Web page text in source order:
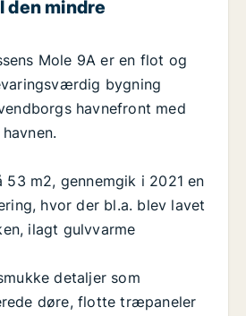
den mindre
Mole 9A er en flot og
bygning
havnefront med
53 m2, gennemgik i 2021 en
hvor der bl.a. blev lavet
ilagt gulvvarme
detaljer som
døre, flotte træpaneler